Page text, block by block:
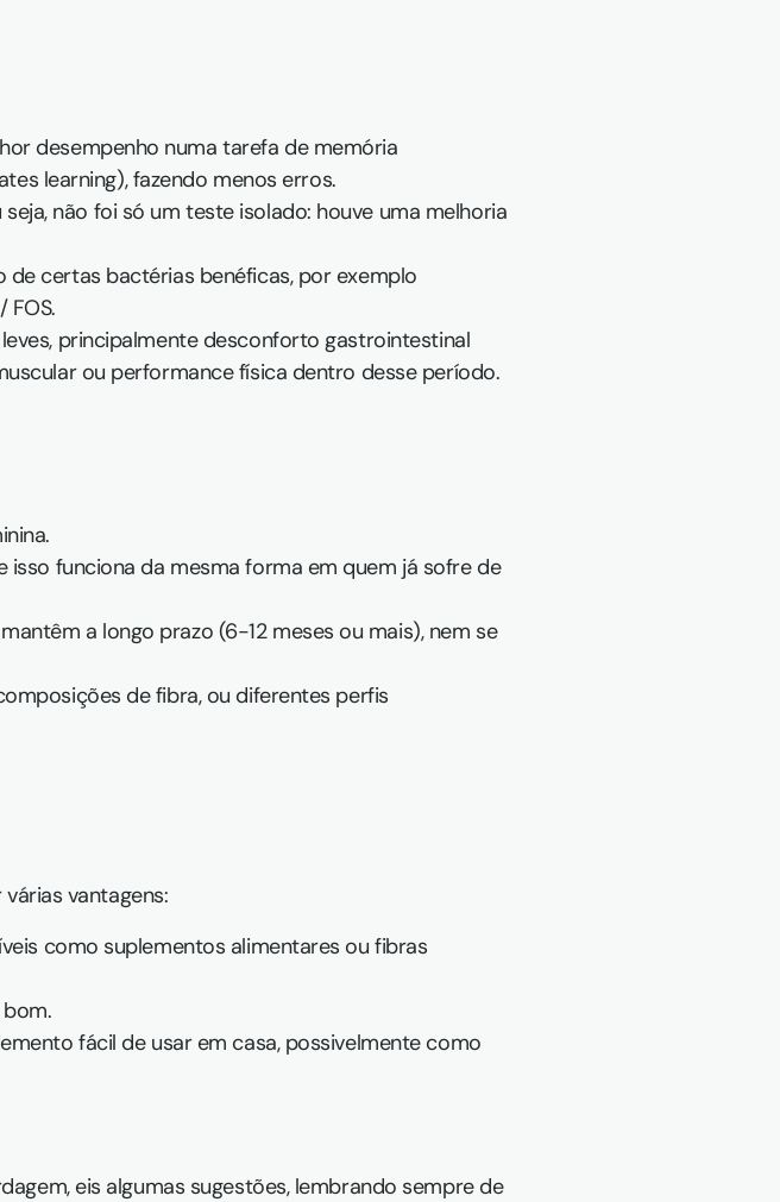
desempenho numa tarefa de memória
learning), fazendo menos erros.
não foi só um teste isolado: houve uma melhoria
certas bactérias benéficas, por exemplo
FOS.
principalmente desconforto gastrointestinal
ou performance física dentro desse período.
funciona da mesma forma em quem já sofre de
a longo prazo (6-12 meses ou mais), nem se
de fibra, ou diferentes perfis
vantagens:
como suplementos alimentares ou fibras
fácil de usar em casa, possivelmente como
eis algumas sugestões, lembrando sempre de